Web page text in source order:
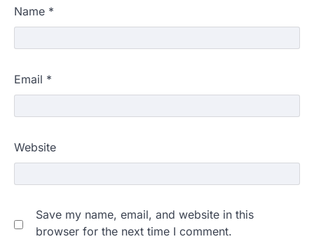
Name *
Email *
Website
Save my name, email, and website in this
browser for the next time I comment.